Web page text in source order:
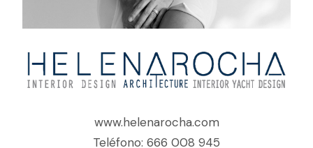
www.helenarocha.com
Teléfono: 666 008 945